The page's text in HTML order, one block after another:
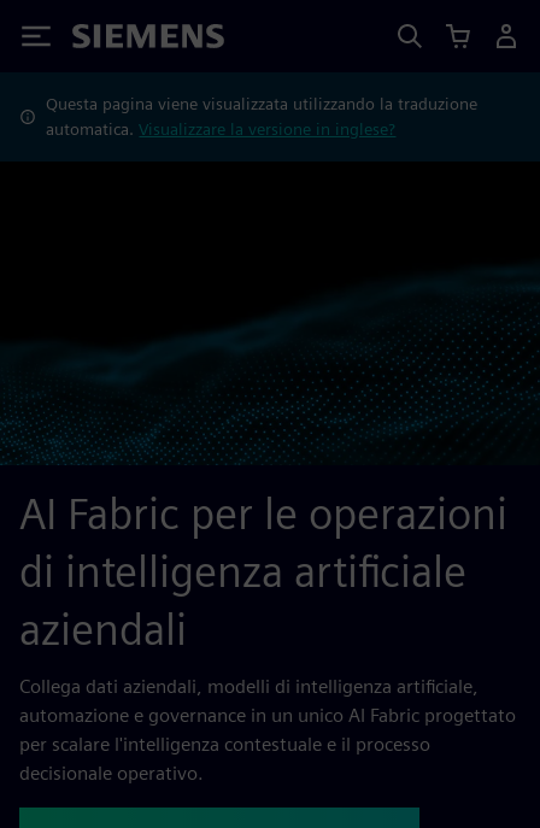
Siemens
Questa pagina viene visualizzata utilizzando la traduzione
automatica.Visualizzare la versione in inglese?
AI Fabric per le operazioni
di intelligenza artificiale
aziendali
Collega dati aziendali, modelli di intelligenza artificiale,
automazione e governance in un unico AI Fabric progettato
per scalare l'intelligenza contestuale e il processo
decisionale operativo.